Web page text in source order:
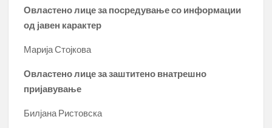
Овластено лице за посредување со информации
од јавен карактер
Марија Стојкова
Овластено лице за заштитено внатрешно
пријавување
Билјана Ристовска